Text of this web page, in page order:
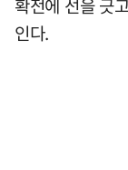
확전에 선을 긋
인다.